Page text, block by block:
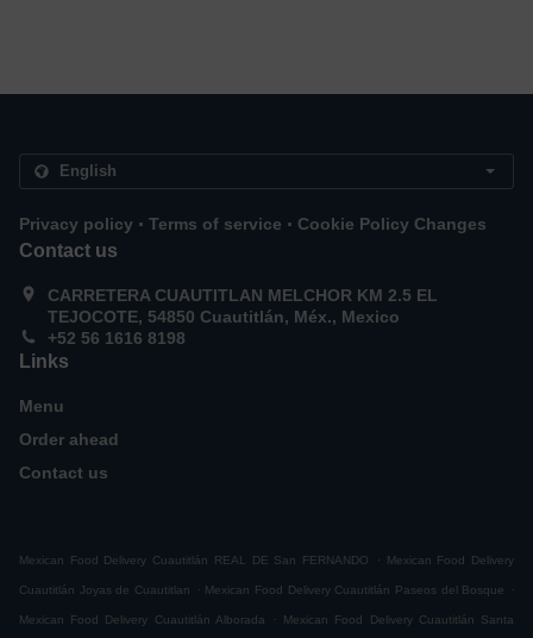
Privacy policy . Terms of service . Cookie Policy Changes
Contact us
CARRETERA CUAUTITLAN MELCHOR KM 2.5 EL
TEJOCOTE, 54850 Cuautitlán, Méx., Mexico
+52 56 1616 8198
Links
Menu
Order ahead
Contact us
Mexican Food Delivery Cuautitlán REAL DE San FERNANDO . Mexican Food Delivery
Cuautitlán Joyas de Cuautitlan . Mexican Food Delivery Cuautitlán Paseos del Bosque .
Mexican Food Delivery Cuautitlán Alborada . Mexican Food Delivery Cuautitlán Santa